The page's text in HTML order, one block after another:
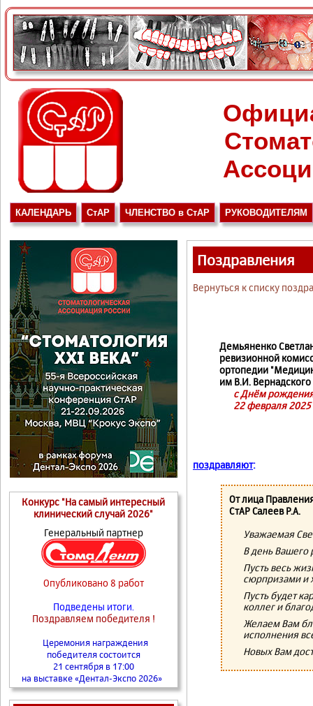
КАЛЕНДАРЬ СтАР ЧЛЕНСТВО в СтАР РУКОВОДИТЕЛЯМ
Конкурс "На самый интересный
клинический случай 2026"
Генеральный партнер
Опубликовано 8 работ
Подведены итоги.
Поздравляем победителя !
Церемония награждения
победителя состоится
21 сентября в 17:00
на выставке «Дентал-Экспо 2026»
Поздравления
Вернуться к списку
Демьяненко
ревизионной
ортопедии
им В.И.
с Днём
22 февраля 2025
поздравляют:
От лица
СтАР Салеев Р.А.
Уважаемая
В день
Пусть весь
сюрпризами и
Пусть будет
коллег и
Желаем Вам
исполнения
Новых Вам